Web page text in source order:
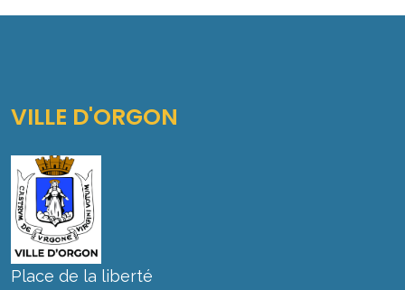
VILLE D'ORGON
Place de la liberté